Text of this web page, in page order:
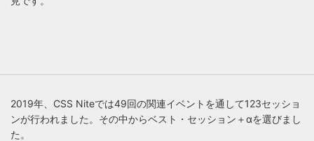
2019年、CSS Niteでは49回の関連イベントを通して123セッショ
ンが行われました。その中からベスト・セッション＋αを選びまし
た。